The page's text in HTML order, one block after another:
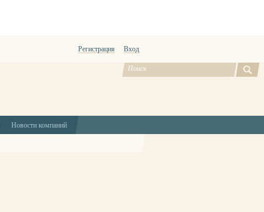
Регистрация Вход
Новости компаний